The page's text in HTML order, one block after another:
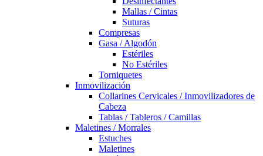
Mallas / Cintas
Suturas
Compresas
Gasa / Algodón
Estériles
No Estériles
Torniquetes
Inmovilización
Collarines Cervicales / Inmovilizadores de
Cabeza
Tablas / Tableros / Camillas
Maletines / Morrales
Estuches
Maletines